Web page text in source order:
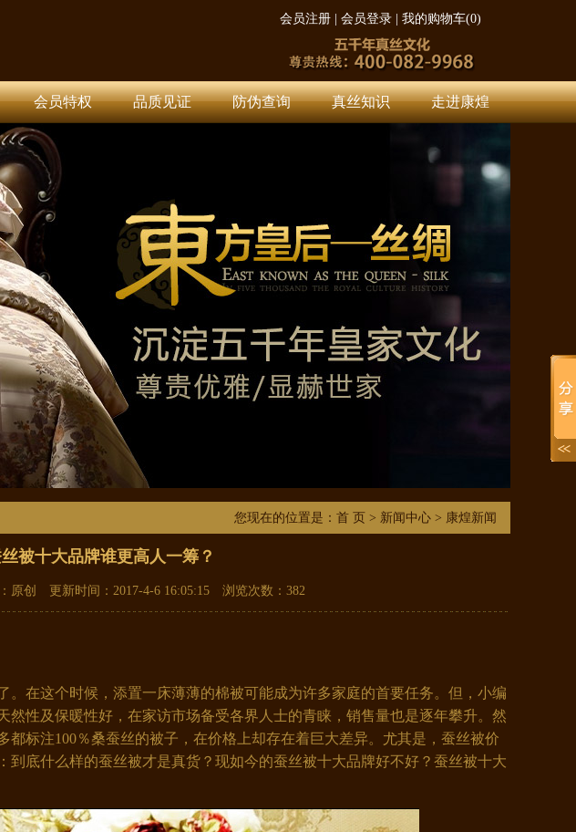
会员注册 会员登录 我的购物车(0)
会员特权 品质见证 防伪查询 真丝知识 走进康煌
您现在的位置是： 首 页 > 新闻中心 > 康煌新闻
被十大品牌谁更高人一筹？
原创 更新时间：2017-4-6 16:05:15 浏览次数： 382
在这个时候，添置一床薄薄的棉被可能成为许多家庭的首要任务。但，小编
然性及保暖性好，在家访市场备受各界人士的青睐，销售量也是逐年攀升。然
标注100％桑蚕丝的被子，在价格上却存在着巨大差异。尤其是，蚕丝被价
到底什么样的蚕丝被才是真货？现如今的蚕丝被十大品牌好不好？蚕丝被十大